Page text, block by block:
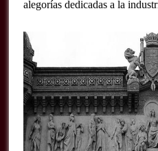
alegorías dedicadas a la